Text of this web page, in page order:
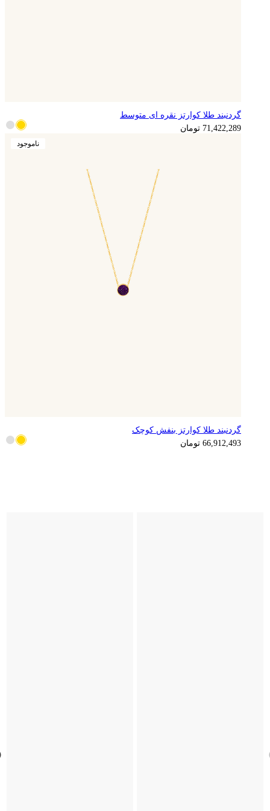
گردنبند طلا کوارتز نقره ای متوسط
71,422,289 تومان
ناموجود
16,728,123 تومان
گردنبند طلا کوارتز بنفش کوچک
66,912,493 تومان